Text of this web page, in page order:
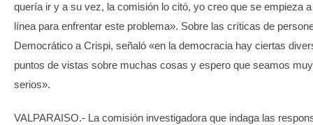
quería ir y a su vez, la comisión lo citó, yo creo que se empieza
línea para enfrentar este problema». Sobre las críticas de
Democrático a Crispi, señaló «en la democracia hay ciertas
puntos de vistas sobre muchas cosas y espero que seamos
serios».
VALPARAISO.- La comisión investigadora que indaga las